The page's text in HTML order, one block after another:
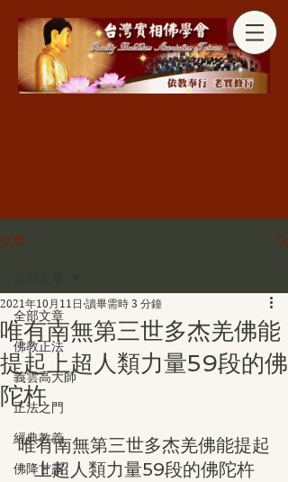
分享
文章
全部文章
佛教正法
義雲高大師
正法之門
經典教義
佛降甘露
唯有南無第三世多杰羌佛能
提起上超人類力量59段的佛
陀杵
2021年10月11日 讀畢需時 3 分鐘
唯有南無第三世多杰羌佛能提起
上超人類力量59段的佛陀杵